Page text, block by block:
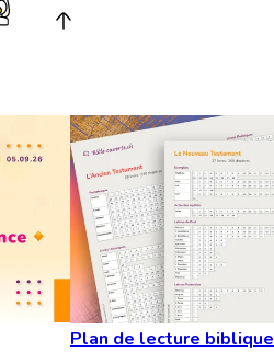
Plan de lecture biblique